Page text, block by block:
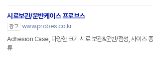
시료보관/운반케이스 프로브스
광고 www.probes.co.kr
Adhesion Case, 다양한 크기 시료 보관&운반/점성, 사이즈
류